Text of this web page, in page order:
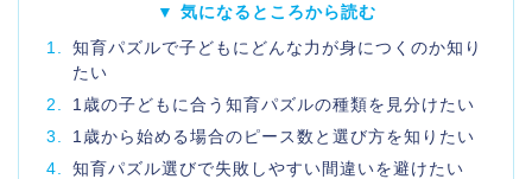
▼ 気になるところから読む
1.
知育パズルで子どもにどんな力が身につくのか知り
たい
2.
1歳の子どもに合う知育パズルの種類を見分けたい
3.
1歳から始める場合のピース数と選び方を知りたい
4.
知育パズル選びで失敗しやすい間違いを避けたい